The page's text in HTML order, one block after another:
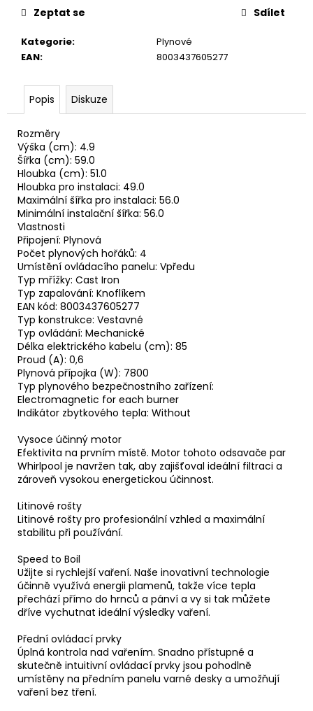
Kategorie:
Plynové
EAN: 8003437605277
Zeptat se Sdílet
Popis Diskuze
Rozměry
Výška (cm): 4.9
Šířka (cm): 59.0
Hloubka (cm): 51.0
Hloubka pro instalaci: 49.0
Maximální šířka pro instalaci: 56.0
Minimální instalační šířka: 56.0
Vlastnosti
Připojení: Plynová
Počet plynových hořáků: 4
Umístění ovládacího panelu: Vpředu
Typ mřížky: Cast Iron
Typ zapalování: Knoflíkem
EAN kód: 8003437605277
Typ konstrukce: Vestavné
Typ ovládání: Mechanické
Délka elektrického kabelu (cm): 85
Proud (A): 0,6
Plynová přípojka (W): 7800
Typ plynového bezpečnostního zařízení:
Electromagnetic for each burner
Indikátor zbytkového tepla: Without
Vysoce účinný motor
Efektivita na prvním místě. Motor tohoto odsavače par
Whirlpool je navržen tak, aby zajišťoval ideální filtraci a
zároveň vysokou energetickou účinnost.
Litinové rošty
Litinové rošty pro profesionální vzhled a maximální
stabilitu při používání.
Speed to Boil
Užijte si rychlejší vaření. Naše inovativní technologie
účinně využívá energii plamenů, takže více tepla
přechází přímo do hrnců a pánví a vy si tak můžete
dříve vychutnat ideální výsledky vaření.
Přední ovládací prvky
Úplná kontrola nad vařením. Snadno přístupné a
skutečně intuitivní ovládací prvky jsou pohodlně
umístěny na předním panelu varné desky a umožňují
vaření bez tření.
e
CANDY
PRAČKA
SLIM
8
490
Kč